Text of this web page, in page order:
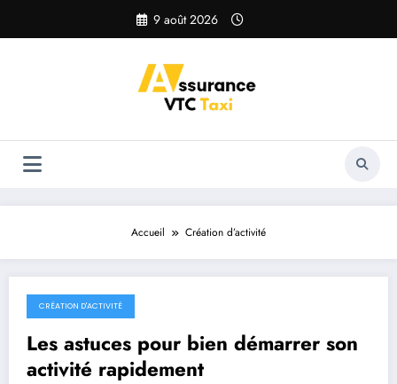
contenu
9 août 2026
Accueil Création d’activité
27 juillet 2026
CRÉATION D'ACTIVITÉ
Les astuces pour bien démarrer son
activité rapidement